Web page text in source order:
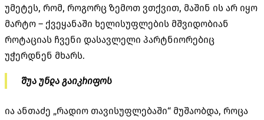
უმეტეს, რომ, როგორც ზემოთ ვთქვით, მაშინ ის არ იყო
მარტო – ქვეყანაში ხელისუფლების მშვიდობიან
როტაციას ჩვენი დასავლელი პარტნიორებიც
უჭერდნენ მხარს.
შუა უნდა გაიკრიფოს
ია ანთაძე „რადიო თავისუფლებაში“ მუშაობდა, როცა